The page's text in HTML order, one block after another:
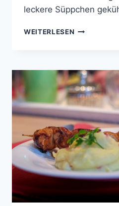
leckere Süppchen
WEITERLESEN HEIDELBEER-
CROUTONS